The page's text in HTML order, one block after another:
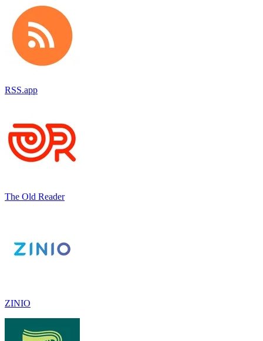
RSS.app
The Old Reader
ZINIO